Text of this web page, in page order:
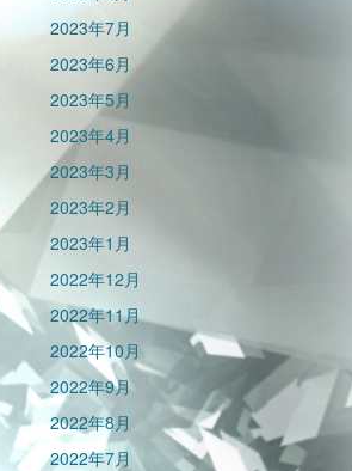
2023年7月
2023年6月
2023年5月
2023年4月
2023年3月
2023年2月
2023年1月
2022年12月
2022年11月
2022年10月
2022年9月
2022年8月
2022年7月